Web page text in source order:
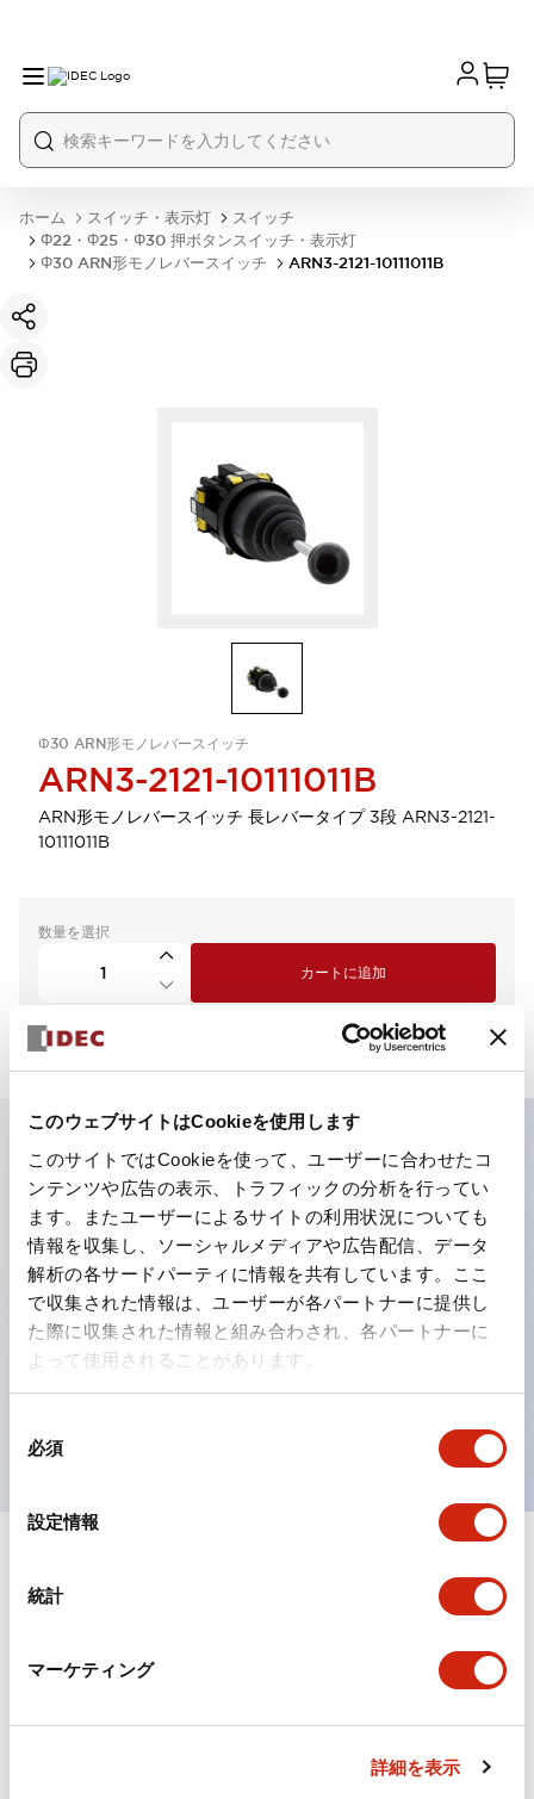
このウェブサイトはCookieを使用します
このサイトではCookieを使って、ユーザーに合わせたコ
ンテンツや広告の表示、トラフィックの分析を行ってい
ます。またユーザーによるサイトの利用状況についても
情報を収集し、ソーシャルメディアや広告配信、データ
解析の各サードパーティに情報を共有しています。ここ
で収集された情報は、ユーザーが各パートナーに提供し
た際に収集された情報と組み合わされ、各パートナーに
よって使用されることがあります。
必須
設定情報
統計
マーケティング
詳細を表示
ホーム スイッチ・表示灯
スイッチ
Φ22・Φ25・Φ30 押ボタンスイッチ・表示灯
Φ30 ARN形モノレバースイッチ
ARN3-2121-10111011B
Φ30 ARN形モノレバースイッチ
ARN3-2121-10111011B
ARN形モノレバースイッチ 長レバータイプ 3段 ARN3-2121-
10111011B
数量を選択
カートに追加
主な特長
工作機械や産業機械を上下左右に頻繁に方向転換させると
きに、迅速・確実かつ自由自在にコントロールすることが
できます。
各方向のレバー動作は用途に合わせて組み合わせ自由
操作レバーをセンタ位置でロックできるインタロック付
ドキュメントとファイル
カタログ CAD
ARN形モノレバースイッチ／CSシリーズカムスイッチ